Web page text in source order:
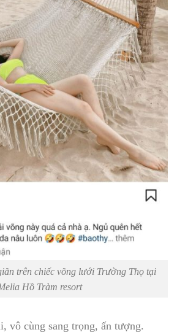
trên chiếc võng lưới Trường Thọ tại
Hồ Tràm resort
vô cùng sang trọng, ấn tượng.